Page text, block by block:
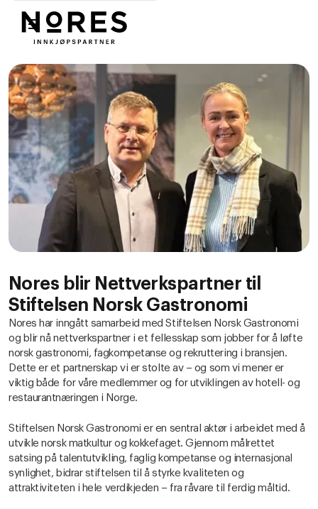
Nores
Nores blir Nettverkspartner til
Stiftelsen Norsk Gastronomi
Nores har inngått samarbeid med Stiftelsen Norsk Gastronomi
og blir nå nettverkspartner i et fellesskap som jobber for å løfte
norsk gastronomi, fagkompetanse og rekruttering i bransjen.
Dette er et partnerskap vi er stolte av – og som vi mener er
viktig både for våre medlemmer og for utviklingen av hotell- og
restaurantnæringen i Norge.
Stiftelsen Norsk Gastronomi er en sentral aktør i arbeidet med å
utvikle norsk matkultur og kokkefaget. Gjennom målrettet
satsing på talentutvikling, faglig kompetanse og internasjonal
synlighet, bidrar stiftelsen til å styrke kvaliteten og
attraktiviteten i hele verdikjeden – fra råvare til ferdig måltid.